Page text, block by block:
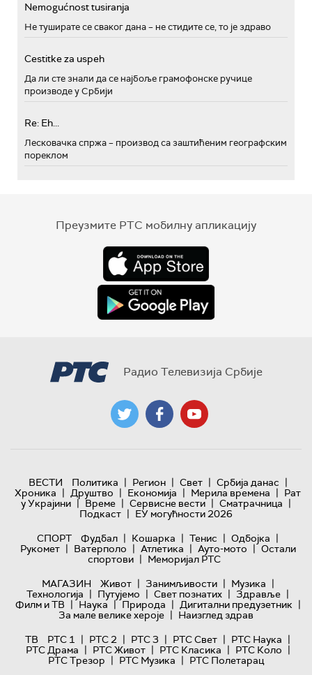
Nemogućnost tusiranja
Не туширате се сваког дана – не стидите се, то је здраво
Cestitke za uspeh
Да ли сте знали да се најбоље грамофонске ручице
производе у Србији
Re: Eh...
Лесковачка спржа – производ са заштићеним географским
пореклом
Преузмите РТС мобилну апликацију
Радио Телевизија Србије
ВЕСТИ Политика | Регион | Свет | Србија данас |
Хроника | Друштво | Економија | Мерила времена | Рат
у Украјини | Време | Сервисне вести | Сматрачница |
Подкаст | ЕУ могућности 2026
СПОРТ
Фудбал | Кошарка | Тенис | Одбојка |
Рукомет | Ватерполо | Атлетика | Ауто-мото | Остали
спортови | Меморијал РТС
МАГАЗИН
Живот | Занимљивости | Музика |
Технологијa | Путујемо | Свет познатих | Здравље |
Филм и ТВ | Наука | Природа | Дигитални предузетник |
За мале велике хероје | Наизглед здрав
ТВ
РТС 1 | РТС 2 | РТС 3 | РТС Свет | РТС Наука |
РТС Драма | РТС Живот | РТС Класика | РТС Коло |
РТС Трезор | РТС Музика | РТС Полетарац